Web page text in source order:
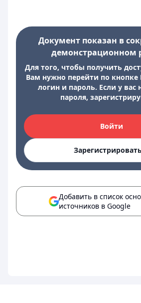
Документ показан в
демонстрационном
Для того, чтобы получить
Вам нужно перейти по кнопке
логин и пароль. Если у вас
пароля,
Войти
Добавить в список
источников в Google